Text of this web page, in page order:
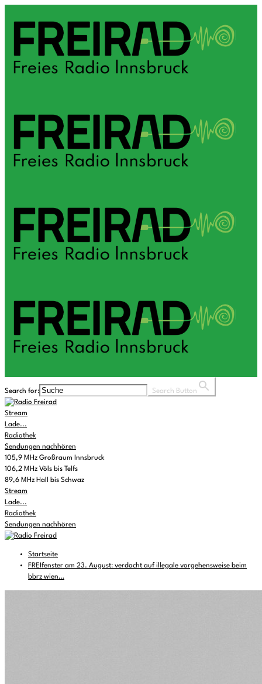
Search for: Search Button
Stream
Lade...
Radiothek
Sendungen nachhören
105,9 MHz Großraum Innsbruck
106,2 MHz Völs bis Telfs
89,6 MHz Hall bis Schwaz
Stream
Lade...
Radiothek
Sendungen nachhören
Startseite
FREIfenster am 23. August: verdacht auf illegale vorgehensweise beim
bbrz wien…